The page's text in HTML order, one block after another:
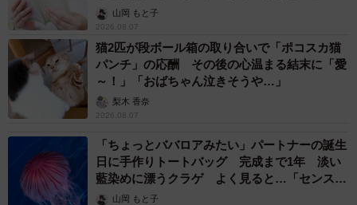
山岡 もと子
2026.08.07
猫2匹が段ボール箱の取り合いで「ポコスカ猫
パンチ」の応酬 その後の心温まる結末に「愛
～！」「おばちゃん泣きそうや…」
梨木 香奈
2026.08.07
「ちょっとババロアみたい」パートナーの誕生
日に手作りトートバッグ 完成まで1年 淡い
藍染めに漂うクラゲ よく見ると…「センスす
ごい」山岡 もと子